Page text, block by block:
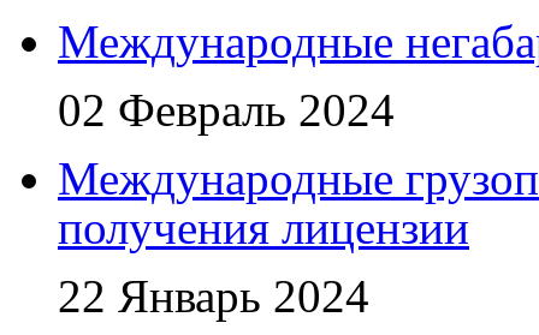
Международные
02 Февраль 2024
Международные
получения лицензии
22 Январь 2024